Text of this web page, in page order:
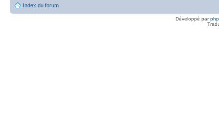
Index du forum
Développé par